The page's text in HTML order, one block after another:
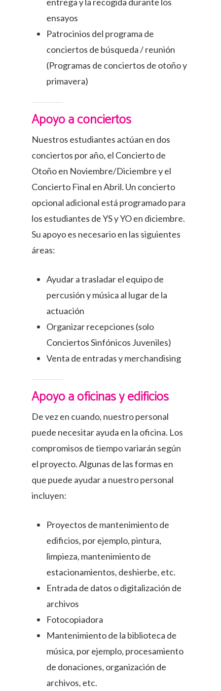
ensayos
Patrocinios del programa de
conciertos de búsqueda / reunión
(Programas de conciertos de otoño y
primavera)
Apoyo a conciertos
Nuestros estudiantes actúan en dos
conciertos por año, el Concierto de
Otoño en Noviembre/Diciembre y el
Concierto Final en Abril. Un concierto
opcional adicional está programado para
los estudiantes de YS y YO en diciembre.
Su apoyo es necesario en las siguientes
áreas:
Ayudar a trasladar el equipo de
percusión y música al lugar de la
actuación
Organizar recepciones (solo
Conciertos Sinfónicos Juveniles)
Venta de entradas y merchandising
Apoyo a oficinas y edificios
De vez en cuando, nuestro personal
puede necesitar ayuda en la oficina. Los
compromisos de tiempo variarán según
el proyecto. Algunas de las formas en
que puede ayudar a nuestro personal
incluyen:
Proyectos de mantenimiento de
edificios, por ejemplo, pintura,
limpieza, mantenimiento de
estacionamientos, deshierbe, etc.
Entrada de datos o digitalización de
archivos
Fotocopiadora
Mantenimiento de la biblioteca de
música, por ejemplo, procesamiento
de donaciones, organización de
archivos, etc.